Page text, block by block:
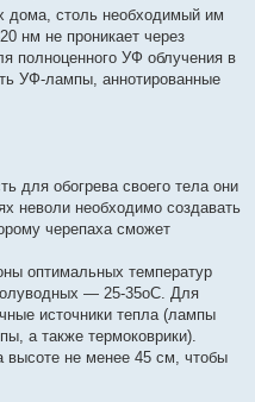
дома, столь необходимый им
нм не проникает через
полноценного УФ облучения в
УФ-лампы, аннотированные
для обогрева своего тела они
неволи необходимо создавать
черепаха сможет
оптимальных температур
— 25-35оС. Для
источники тепла (лампы
а также термоковрики).
не менее 45 см, чтобы